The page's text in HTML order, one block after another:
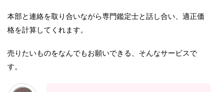
本部と連絡を取り合いながら専門鑑定士と話し合い、適正価
格を計算してくれます。
売りたいものをなんでもお願いできる、そんなサービスで
す。